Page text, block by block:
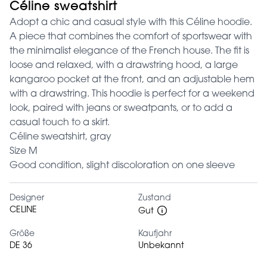
Céline sweatshirt
Adopt a chic and casual style with this Céline hoodie.
A piece that combines the comfort of sportswear with
the minimalist elegance of the French house. The fit is
loose and relaxed, with a drawstring hood, a large
kangaroo pocket at the front, and an adjustable hem
with a drawstring. This hoodie is perfect for a weekend
look, paired with jeans or sweatpants, or to add a
casual touch to a skirt.
Céline sweatshirt, gray
Size M
Good condition, slight discoloration on one sleeve
Designer
CELINE
Zustand
Gut
Größe
DE 36
Kaufjahr
Unbekannt